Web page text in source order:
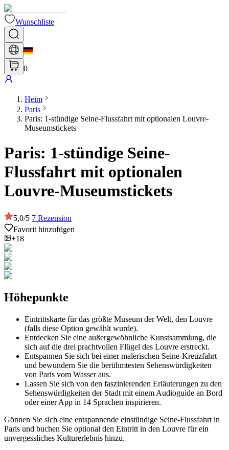
Wunschliste
0
Heim
Paris
Paris: 1-stündige Seine-Flussfahrt mit optionalen Louvre-
Museumstickets
Paris: 1-stündige Seine-
Flussfahrt mit optionalen
Louvre-Museumstickets
5,0/5 7 Rezension
Favorit hinzufügen
+18
Höhepunkte
Eintrittskarte für das größte Museum der Welt, den Louvre
(falls diese Option gewählt wurde).
Entdecken Sie eine außergewöhnliche Kunstsammlung, die
sich auf die drei prachtvollen Flügel des Louvre erstreckt.
Entspannen Sie sich bei einer malerischen Seine-Kreuzfahrt
und bewundern Sie die berühmtesten Sehenswürdigkeiten
von Paris vom Wasser aus.
Lassen Sie sich von den faszinierenden Erläuterungen zu den
Sehenswürdigkeiten der Stadt mit einem Audioguide an Bord
oder einer App in 14 Sprachen inspirieren.
Gönnen Sie sich eine entspannende einstündige Seine-Flussfahrt in
Paris und buchen Sie optional den Eintritt in den Louvre für ein
unvergessliches Kulturerlebnis hinzu.